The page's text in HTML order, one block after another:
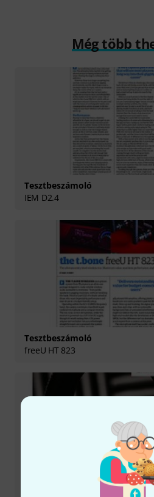
Még több
Tesztbeszámoló
IEM D2.4
Tesztbeszámoló
freeU HT 823